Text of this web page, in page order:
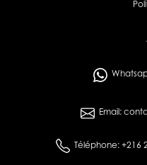
Email:
Téléphone: +216